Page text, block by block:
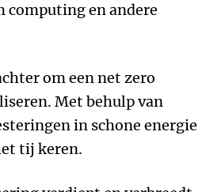
en andere
om een net zero
Met behulp van
in schone energie
tij keren.